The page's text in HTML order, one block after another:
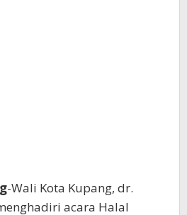
-Wali Kota Kupang, dr.
acara Halal